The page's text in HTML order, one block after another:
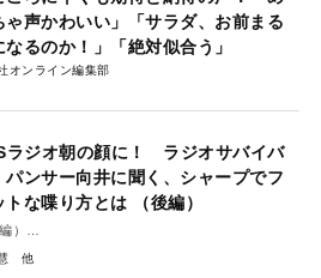
ゃ声かわいい」「サラダ、お前まる
なるのか！」「絶対似合う」
オンライン編集部
ラジオ朝の顔に！ ラジオサバイバ
パンサー向井に聞く、シャープでフ
トな喋り方とは （後編）
）
がこれからのラジオで語ること